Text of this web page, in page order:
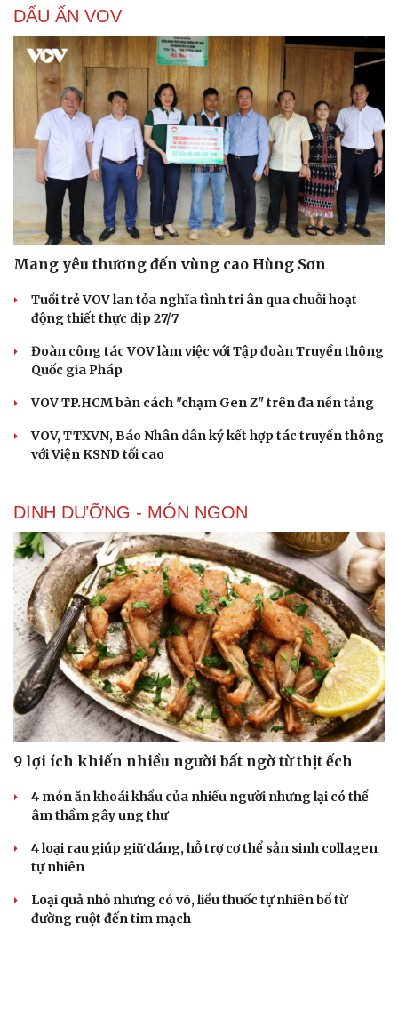
DẤU ẤN VOV
Mang yêu thương đến vùng cao Hùng Sơn
Tuổi trẻ VOV lan tỏa nghĩa tình tri ân qua chuỗi hoạt
động thiết thực dịp 27/7
Đoàn công tác VOV làm việc với Tập đoàn Truyền thông
Quốc gia Pháp
VOV TP.HCM bàn cách "chạm Gen Z" trên đa nền tảng
VOV, TTXVN, Báo Nhân dân ký kết hợp tác truyền thông
với Viện KSND tối cao
DINH DƯỠNG - MÓN NGON
9 lợi ích khiến nhiều người bất ngờ từ thịt ếch
4 món ăn khoái khẩu của nhiều người nhưng lại có thể
âm thầm gây ung thư
4 loại rau giúp giữ dáng, hỗ trợ cơ thể sản sinh collagen
tự nhiên
Loại quả nhỏ nhưng có võ, liều thuốc tự nhiên bổ từ
đường ruột đến tim mạch